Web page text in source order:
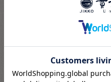
平日：9時から18時まで
土曜：9時から16時まで